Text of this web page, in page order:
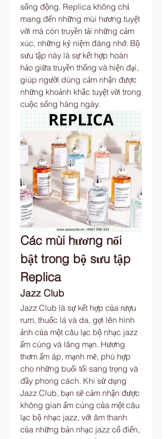
sống động. Replica không chỉ
mang đến những mùi hương tuyệt
vời mà còn truyền tải những cảm
xúc, những kỷ niệm đáng nhớ. Bộ
sưu tập này là sự kết hợp hoàn
hảo giữa truyền thống và hiện đại,
giúp người dùng cảm nhận được
những khoảnh khắc tuyệt vời trong
cuộc sống hàng ngày.
Các mùi hương nổi
bật trong bộ sưu tập
Replica
Jazz Club
Jazz Club là sự kết hợp của rượu
rum, thuốc lá và da, gợi lên hình
ảnh của một câu lạc bộ nhạc jazz
ấm cúng và lãng mạn. Hương
thơm ấm áp, mạnh mẽ, phù hợp
cho những buổi tối sang trọng và
đầy phong cách. Khi sử dụng
Jazz Club, bạn sẽ cảm nhận được
không gian ấm cúng của một câu
lạc bộ nhạc jazz, với âm thanh
của những bản nhạc jazz cổ điển,